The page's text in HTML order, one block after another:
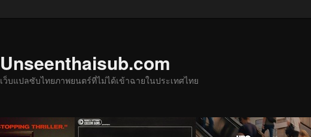
Unseenthaisub.com
เว็บแปลซับไทยภาพยนตร์ที่ไม่ได้เข้าฉายในประเทศไทย